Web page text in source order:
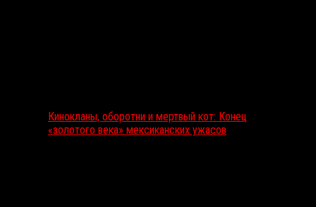
Кинокланы, оборотни и мертвый кот: Конец
«золотого века» мексиканских ужасов